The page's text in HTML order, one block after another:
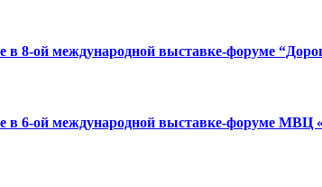
в 8-ой международной выставке-форуме
в 6-ой международной выставке-форуме МВЦ